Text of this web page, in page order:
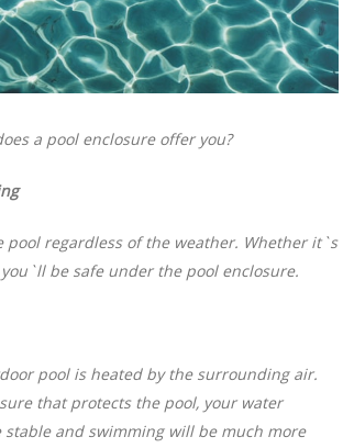
a pool enclosure offer you?
pool regardless of the weather. Whether it`s
be safe under the pool enclosure.
pool is heated by the surrounding air.
that protects the pool, your water
and swimming will be much more